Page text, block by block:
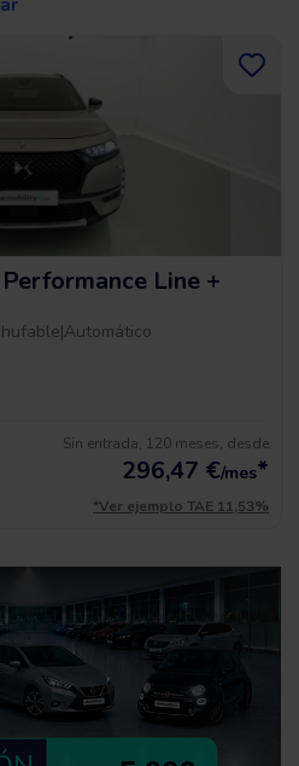
Line +
|Automático
Sin entrada, 120 meses, desde
296,47 €/mes*
*Ver ejemplo TAE 11,53%